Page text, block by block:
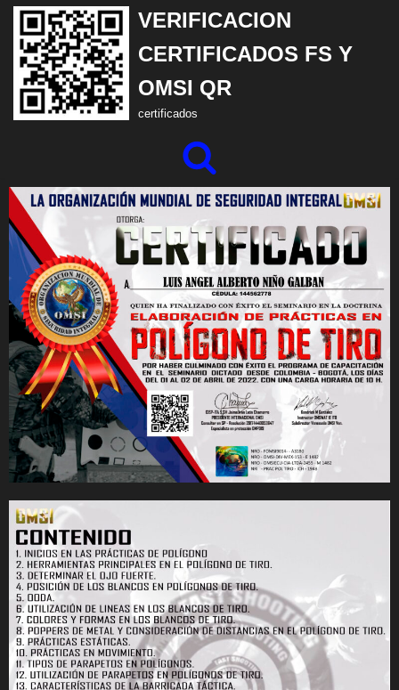
Saltar
al
contenido
VERIFICACION
CERTIFICADOS FS Y
OMSI QR
certificados